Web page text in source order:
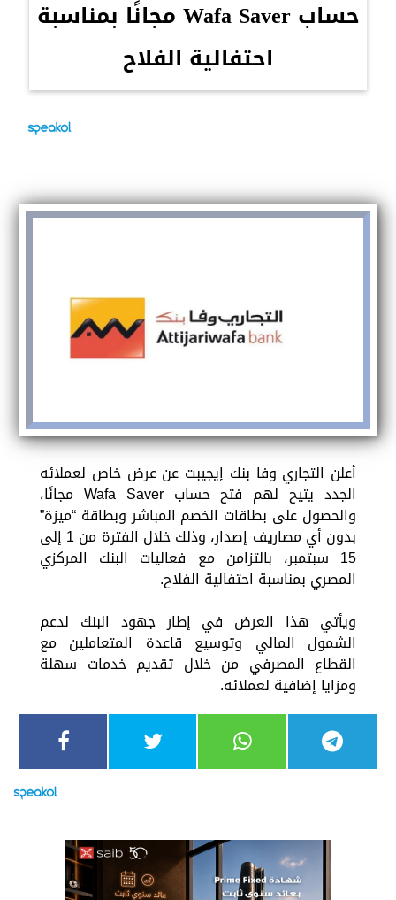
حساب Wafa Saver مجانًا بمناسبة
احتفالية الفلاح
أعلن التجاري وفا بنك إيجيبت عن عرض خاص لعملائه
الجدد يتيح لهم فتح حساب Wafa Saver مجانًا،
والحصول على بطاقات الخصم المباشر وبطاقة “ميزة”
بدون أي مصاريف إصدار، وذلك خلال الفترة من 1 إلى
15 سبتمبر، بالتزامن مع فعاليات البنك المركزي
المصري بمناسبة احتفالية الفلاح.
ويأتي هذا العرض في إطار جهود البنك لدعم
الشمول المالي وتوسيع قاعدة المتعاملين مع
القطاع المصرفي من خلال تقديم خدمات سهلة
ومزايا إضافية لعملائه.